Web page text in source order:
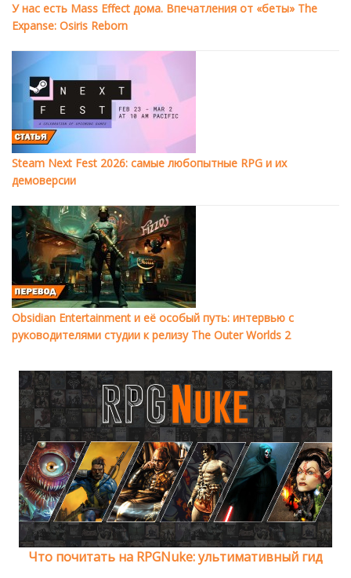
У нас есть Mass Effect дома. Впечатления от «беты» The
Expanse: Osiris Reborn
Steam Next Fest 2026: самые любопытные RPG и их
демоверсии
Obsidian Entertainment и её особый путь: интервью с
руководителями студии к релизу The Outer Worlds 2
Что почитать на RPGNuke: ультимативный гид